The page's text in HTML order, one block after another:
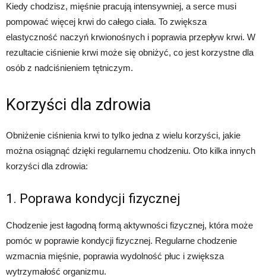
Kiedy chodzisz, mięśnie pracują intensywniej, a serce musi
pompować więcej krwi do całego ciała. To zwiększa
elastyczność naczyń krwionośnych i poprawia przepływ krwi. W
rezultacie ciśnienie krwi może się obniżyć, co jest korzystne dla
osób z nadciśnieniem tętniczym.
Korzyści dla zdrowia
Obniżenie ciśnienia krwi to tylko jedna z wielu korzyści, jakie
można osiągnąć dzięki regularnemu chodzeniu. Oto kilka innych
korzyści dla zdrowia:
1. Poprawa kondycji fizycznej
Chodzenie jest łagodną formą aktywności fizycznej, która może
pomóc w poprawie kondycji fizycznej. Regularne chodzenie
wzmacnia mięśnie, poprawia wydolność płuc i zwiększa
wytrzymałość organizmu.